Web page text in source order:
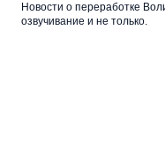
Новости о переработке
озвучивание и не только.